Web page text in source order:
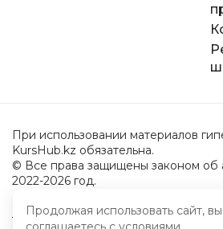
При использовании материалов
KursHub.kz обязательна.
© Все права защищены законом об
2022-2026 год.
Пользовательское соглашение
Продолжая использовать сайт, вы